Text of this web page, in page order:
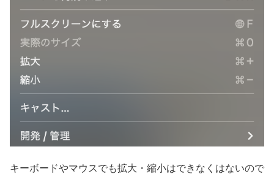
キーボードやマウスでも拡大・縮小はできなくはないので